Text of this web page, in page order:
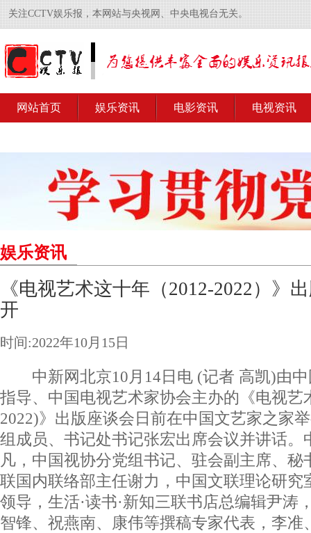
关注CCTV娱乐报，本网站与央视网、中央电视台无关。
网站首页 娱乐资讯 电影资讯 电视资讯
娱乐资讯
《电视艺术这十年（2012-2022）》
开
时间:2022年10月15日
中新网北京10月14日电 (记者 高凯)由中
指导、中国电视艺术家协会主办的《电视艺
2022)》出版座谈会日前在中国文艺家之
组成员、书记处书记张宏出席会议并讲话。
凡，中国视协分党组书记、驻会副主席、秘
联国内联络部主任谢力，中国文联理论研究
领导，生活·读书·新知三联书店总编辑尹涛
智锋、祝燕南、康伟等撰稿专家代表，李准